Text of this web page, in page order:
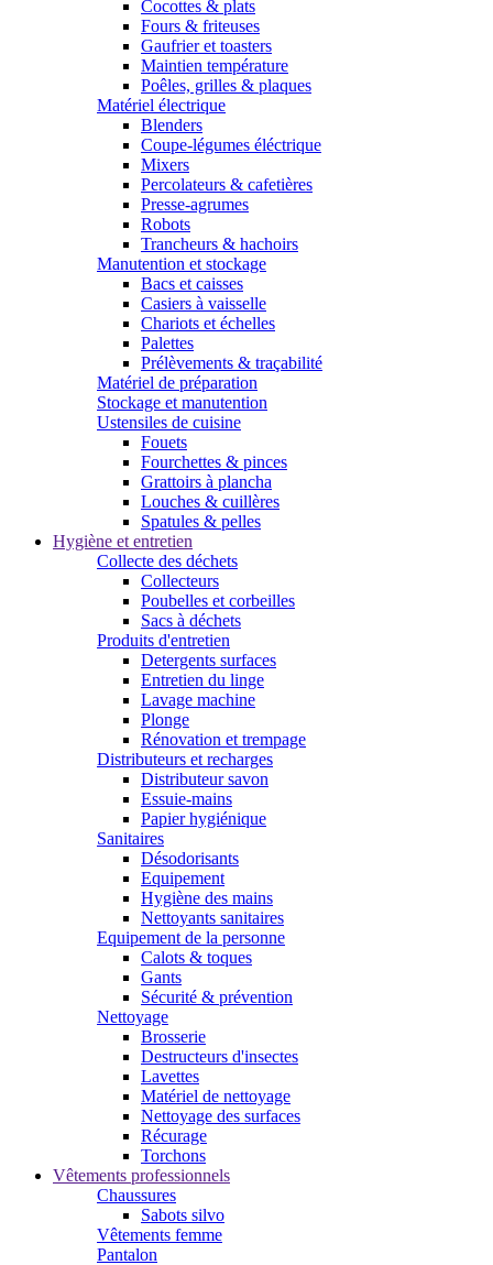
Cocottes & plats
Fours & friteuses
Gaufrier et toasters
Maintien température
Poêles, grilles & plaques
Matériel électrique
Blenders
Coupe-légumes éléctrique
Mixers
Percolateurs & cafetières
Presse-agrumes
Robots
Trancheurs & hachoirs
Manutention et stockage
Bacs et caisses
Casiers à vaisselle
Chariots et échelles
Palettes
Prélèvements & traçabilité
Matériel de préparation
Stockage et manutention
Ustensiles de cuisine
Fouets
Fourchettes & pinces
Grattoirs à plancha
Louches & cuillères
Spatules & pelles
Hygiène et entretien
Collecte des déchets
Collecteurs
Poubelles et corbeilles
Sacs à déchets
Produits d'entretien
Detergents surfaces
Entretien du linge
Lavage machine
Plonge
Rénovation et trempage
Distributeurs et recharges
Distributeur savon
Essuie-mains
Papier hygiénique
Sanitaires
Désodorisants
Equipement
Hygiène des mains
Nettoyants sanitaires
Equipement de la personne
Calots & toques
Gants
Sécurité & prévention
Nettoyage
Brosserie
Destructeurs d'insectes
Lavettes
Matériel de nettoyage
Nettoyage des surfaces
Récurage
Torchons
Vêtements professionnels
Chaussures
Sabots silvo
Vêtements femme
Pantalon